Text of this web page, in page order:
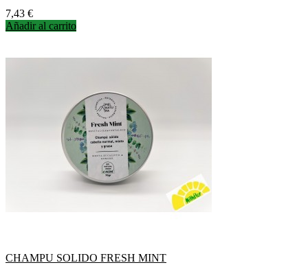
Precio
7,43 €
Añadir al carrito
CHAMPU SOLIDO FRESH MINT